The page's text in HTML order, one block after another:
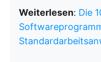
Weiterlesen: Die